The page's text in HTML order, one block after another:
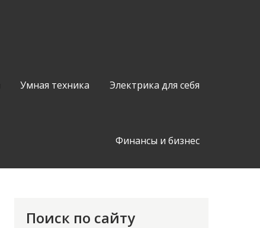
Умная техника Электрика для себя
Финансы и бизнес
Поиск по сайту